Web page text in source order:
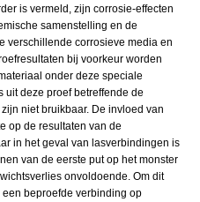
is vermeld, zijn corrosie-effecten
samenstelling en de
verschillende corrosieve media en
bij voorkeur worden
onder deze speciale
deze proef betreffende de
niet bruikbaar. De invloed van
op de resultaten van de
in het geval van lasverbindingen is
van de eerste put op het monster
onvoldoende. Om dit
beproefde verbinding op